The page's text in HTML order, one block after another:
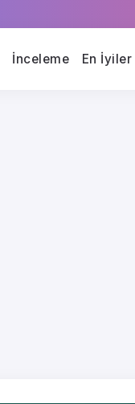
İnceleme En İyiler